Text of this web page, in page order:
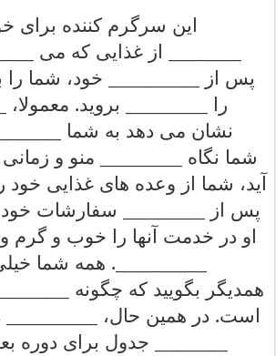
این سرگرم کننده برای
از غذایی که می
پس از خود، شما را
را
بروید. معمولا،
نشان می دهد به شما
شما نگاه منو و زمانی
آید، شما از وعده های غذایی خود را
پس از سفارشات خود
او در خدمت آنها را خوب و گرم
__________. همه شما
همدیگر بگویید که چگونه
است. در همین حال،
جدول برای دوره